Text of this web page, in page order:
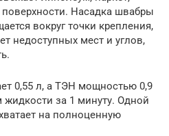
Насадка швабры
вокруг точки крепления,
недоступных мест и углов,
0,55 л, а ТЭН мощностью 0,9
жидкости за 1 минуту. Одной
на полноценную